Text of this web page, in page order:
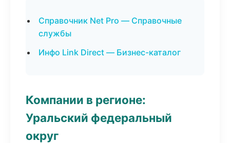
Справочник Net Pro — Справочные
службы
Инфо Link Direct — Бизнес-каталог
Компании в регионе:
Уральский федеральный
округ